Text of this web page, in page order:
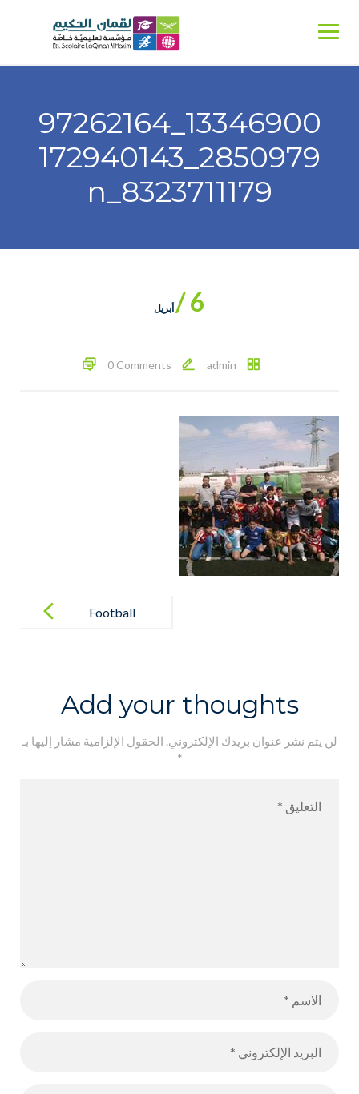
13346900_97262164
2850979_172940143
8323711179_n
6 / أبريل
admin
0 Comments
Football
Add your thoughts
لن يتم نشر عنوان بريدك الإلكتروني. الحقول الإلزامية مشار إليها بـ
*